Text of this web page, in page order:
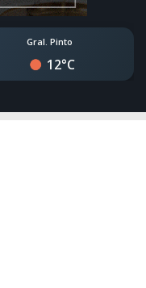
Gral. Pinto
12°C